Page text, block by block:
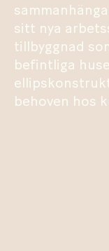
sitt nya
tillbyggnad
befintliga
behoven hos